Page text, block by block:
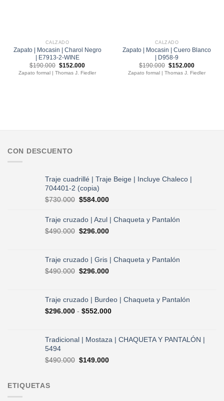
CALZADO
Zapato | Mocasin | Charol Negro
| E7913-2-WINE
$190.000 El
precio
original
$152.000El
precio
actual
Zapato formal | Thomas J. Fiedler
CALZADO
Zapato | Mocasin | Cuero Blanco
| D958-9
$190.000 El
precio
original
$152.000El
precio
actual
Zapato formal | Thomas J. Fiedler
CON DESCUENTO
Traje cuadrillé | Traje Beige | Incluye Chaleco |
704401-2 (copia)
$730.000 El
original
era:
$730.000.
$584.000El
actual
es:
Traje cruzado | Azul | Chaqueta y Pantalón
$490.000 El
era:
$490.000.
$296.000El
es:
Traje cruzado | Gris | Chaqueta y Pantalón
$490.000 El
era:
$490.000.
$296.000El
es:
$296.000.
Traje cruzado | Burdeo | Chaqueta y Pantalón
$296.000 - $552.000Rango
desde
Tradicional | Mostaza | CHAQUETA Y PANTALÓN |
5494
$490.000 El
$149.000El
ETIQUETAS